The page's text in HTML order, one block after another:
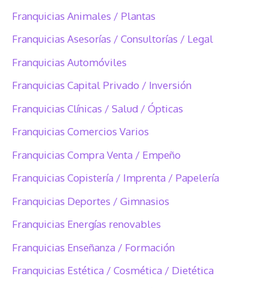
Franquicias Animales / Plantas
Franquicias Asesorías / Consultorías / Legal
Franquicias Automóviles
Franquicias Capital Privado / Inversión
Franquicias Clínicas / Salud / Ópticas
Franquicias Comercios Varios
Franquicias Compra Venta / Empeño
Franquicias Copistería / Imprenta / Papelería
Franquicias Deportes / Gimnasios
Franquicias Energías renovables
Franquicias Enseñanza / Formación
Franquicias Estética / Cosmética / Dietética